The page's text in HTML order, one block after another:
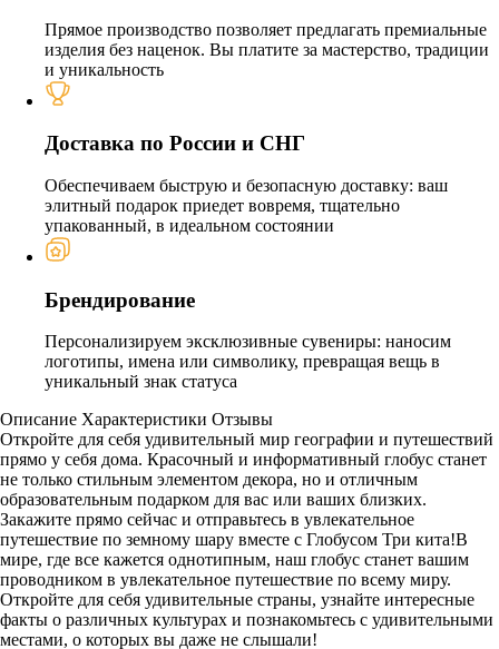
Прямое производство позволяет предлагать премиальные
изделия без наценок. Вы платите за мастерство, традиции
и уникальность
Доставка по России и СНГ
Обеспечиваем быструю и безопасную доставку: ваш
элитный подарок приедет вовремя, тщательно
упакованный, в идеальном состоянии
Брендирование
Персонализируем эксклюзивные сувениры: наносим
логотипы, имена или символику, превращая вещь в
уникальный знак статуса
Описание Характеристики Отзывы
Откройте для себя удивительный мир географии и путешествий
прямо у себя дома. Красочный и информативный глобус станет
не только стильным элементом декора, но и отличным
образовательным подарком для вас или ваших близких.
Закажите прямо сейчас и отправьтесь в увлекательное
путешествие по земному шару вместе с Глобусом Три кита!В
мире, где все кажется однотипным, наш глобус станет вашим
проводником в увлекательное путешествие по всему миру.
Откройте для себя удивительные страны, узнайте интересные
факты о различных культурах и познакомьтесь с удивительными
местами, о которых вы даже не слышали!